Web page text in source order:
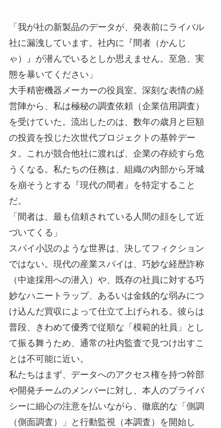
「我が社の新製品のデータが、発表前にライバル
社に漏洩しています。社内に『間者（かんじ
ゃ）』が潜んでいるとしか思えません。至急、実
態を暴いてください」
大手精密機器メーカーの役員室。深刻な表情の経
営陣から、私は極秘の調査依頼（企業信用調査）
を受けていた。流出したのは、数年の歳月と巨額
の投資を投じた次世代プロジェクトの基幹デー
タ。これが競合他社に渡れば、企業の存続すら危
うくなる。私たちの任務は、組織の内部から牙城
を崩そうとする『現代の間者』を特定すること
だ。
「間者は、最も信頼されている人間の顔をして近
づいてくる」
スパイ小説のような世界は、決してフィクション
ではない。現代の産業スパイは、巧妙な経歴詐称
（中途採用への潜入）や、既存の社員に対する巧
妙なハニートラップ、あるいは金銭的な弱みにつ
け込んだ買収によって仕立て上げられる。彼らは
普段、きわめて優秀で従順な「模範的社員」とし
て振る舞うため、通常の社内監査で見つけ出すこ
とは不可能に近い。
私たちはまず、データへのアクセス権を持つ幹部
や開発チームのメンバーに対し、本人のプライバ
シーに細心の注意を払いながら、徹底的な「側調
（側面調査）」と行動監視（本調査）を開始し